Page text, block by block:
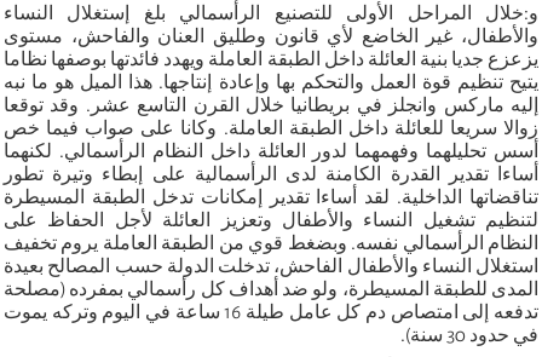
و:خلال المراحل الأولى للتصنيع الرأسمالي بلغ إستغلال النساء
والأطفال، غير الخاضع لأي قانون وطليق العنان والفاحش، مستوى
يزعزع جديا بنية العائلة داخل الطبقة العاملة ويهدد فائدتها بوصفها نظاما
يتيح تنظيم قوة العمل والتحكم بها وإعادة إنتاجها. هذا الميل هو ما نبه
إليه ماركس وانجلز في بريطانيا خلال القرن التاسع عشر. وقد توقعا
زوالا سريعا للعائلة داخل الطبقة العاملة. وكانا على صواب فيما خص
أسس تحليلهما وفهمهما لدور العائلة داخل النظام الرأسمالي. لكنهما
أساءا تقدير القدرة الكامنة لدى الرأسمالية على إبطاء وتيرة تطور
تناقضاتها الداخلية. لقد أساءا تقدير إمكانات تدخل الطبقة المسيطرة
لتنظيم تشغيل النساء والأطفال وتعزيز العائلة لأجل الحفاظ على
النظام الرأسمالي نفسه. وبضغط قوي من الطبقة العاملة يروم تخفيف
استغلال النساء والأطفال الفاحش، تدخلت الدولة حسب المصالح بعيدة
المدى للطبقة المسيطرة، ولو ضد أهداف كل رأسمالي بمفرده (مصلحة
تدفعه إلى امتصاص دم كل عامل طيلة 16 ساعة في اليوم وتركه يموت
في حدود 30 سنة).